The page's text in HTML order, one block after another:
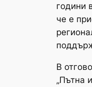
години
че е
В
„Пътна